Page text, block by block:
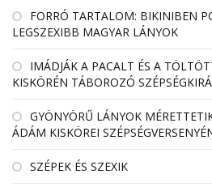
FORRÓ TARTALOM: BIKINIBEN
LEGSZEXIBB MAGYAR LÁNYOK
IMÁDJÁK A PACALT ÉS A
KISKÖRÉN TÁBOROZÓ
GYÖNYÖRŰ LÁNYOK
ÁDÁM KISKÖREI
SZÉPEK ÉS SZEXIK